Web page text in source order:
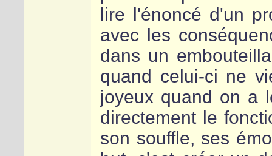
lire l'énoncé d'un
avec les
dans un
quand celui-ci ne
joyeux quand on a
directement le
son souffle, ses